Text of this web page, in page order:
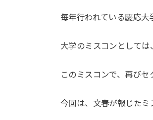
毎年行われている慶応大
大学のミスコンとしては
このミスコンで、再びセ
今回は、文春が報じたミ